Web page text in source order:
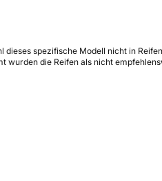
spezifische Modell nicht in
wurden die Reifen als nicht